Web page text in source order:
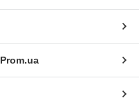
Prom.ua